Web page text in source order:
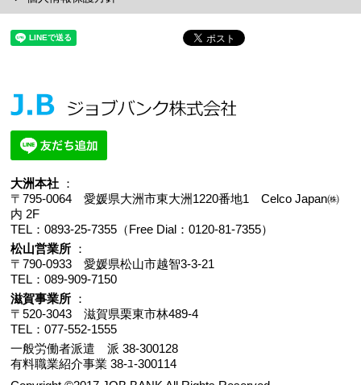
個人情報の開示等の求めについて
ては、以下の「個人情報に関わる苦情・相談窓口」に
て受け付けており、遅滞なく回答いたします。
個人情報に関する相談・苦情及び開示等請求窓口
ジョブバンク株式会社
苦情・相談窓口
大洲本社 ：
〒795-0064 愛媛県大洲市東大洲1220番地1 Celco Japan㈱
内 2F
TEL：0893-25-7355（Free Dial：0120-81-7355）
松山営業所 ：
〒790-0933 愛媛県松山市越智3-3-21
TEL：089-909-7150
滋賀事業所 ：
〒520-3043 滋賀県栗東市林489-4
TEL：077-552-1555
一般労働者派遣 派 38-300128
有料職業紹介事業 38-ﾕ-300114